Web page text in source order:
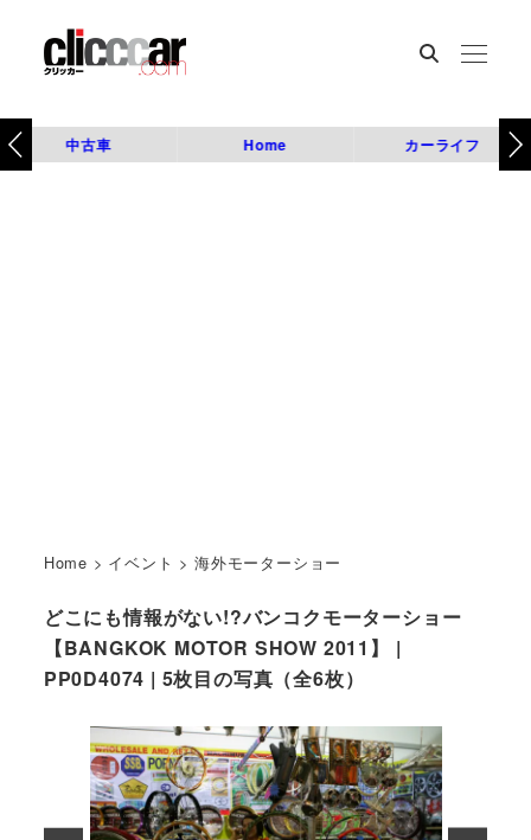
中古車 Home カーライフ
Home > イベント >海外モーターショー
どこにも情報がない!?バンコクモーターショー
【BANGKOK MOTOR SHOW 2011】 |
PP0D4074 | 5枚目の写真（全6枚）